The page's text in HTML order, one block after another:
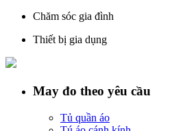
Chăm sóc gia đình
Thiết bị gia dụng
May đo theo yêu cầu
Tủ quần áo